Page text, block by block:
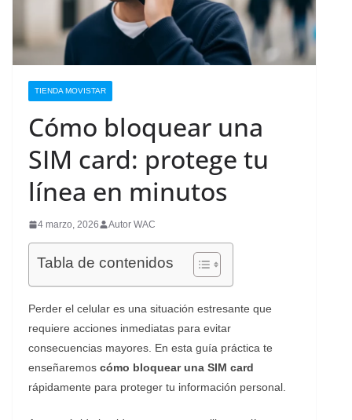
TIENDA MOVISTAR
Cómo bloquear una
SIM card: protege tu
línea en minutos
4 marzo, 2026 Autor WAC
Tabla de contenidos
Perder el celular es una situación estresante que
requiere acciones inmediatas para evitar
consecuencias mayores. En esta guía práctica te
enseñaremos cómo bloquear una SIM card
rápidamente para proteger tu información personal.